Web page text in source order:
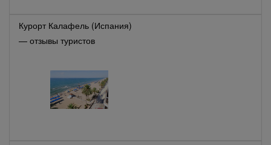
Курорт Калафель (Испания)
— отзывы туристов